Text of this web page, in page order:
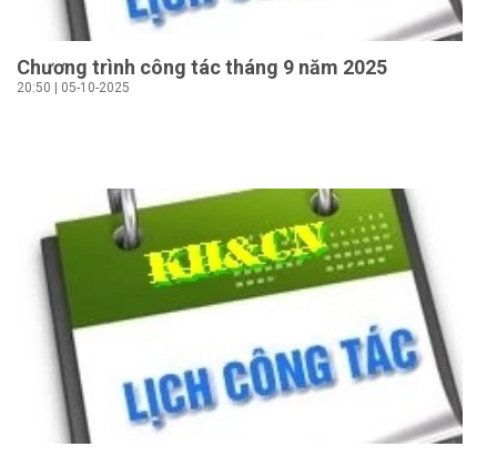
Chương trình công tác tháng 9 năm 2025
20:50 | 05-10-2025